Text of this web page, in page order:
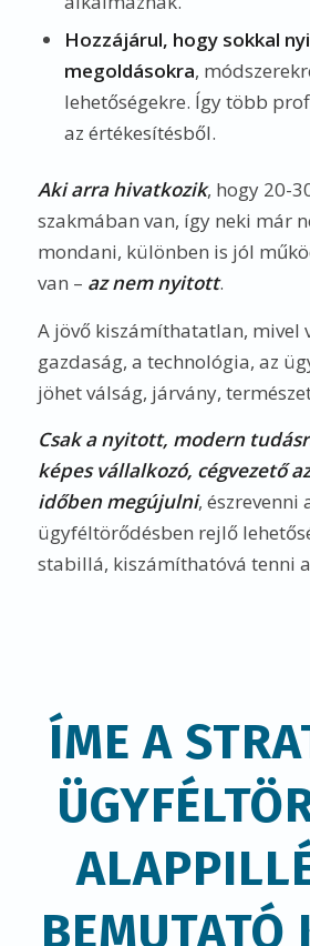
Hozzájárul, hogy sokkal
megoldásokra,
lehetőségekre. Így több
az értékesítésből.
Aki arra hivatkozik, hogy 20-
szakmában van, így neki már
mondani, különben is jól
van – az nem nyitott.
A jövő kiszámíthatatlan, mivel
gazdaság, a technológia, az
jöhet válság, járvány,
Csak a nyitott, modern
képes vállalkozó, cégvezető
időben megújulni, észrevenni
ügyféltörődésben rejlő
stabillá, kiszámíthatóvá tenni
ÍME A
BEMUTATÓ